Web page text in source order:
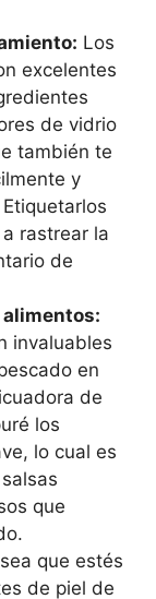
Los
excelentes
de vidrio
también te
y
rastrear la
de
alimentos:
invaluables
en
de
los
lo cual es
que
que estés
de piel de